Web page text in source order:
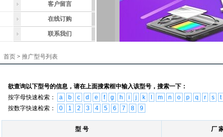
客户留言
在线订购
联系我们
首页 > 推广型号列表
欲查询以下型号的信息，请在上面搜索框中输入该型号，搜索一下：
按字母快速检索：
a b c d e f g h i j k m n o p q r s
t
按数字快速检索：
0 1 2 3 4 5 6 7 8 9
型 号 厂